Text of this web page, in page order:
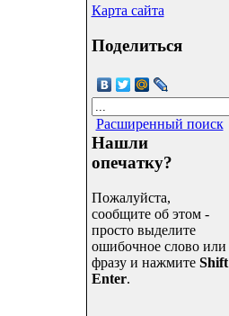
Карта сайта
Поделиться
Расширенный поиск
Нашли
опечатку?
Пожалуйста,
сообщите об этом -
просто выделите
ошибочное слово или
фразу и нажмите Shift
Enter.